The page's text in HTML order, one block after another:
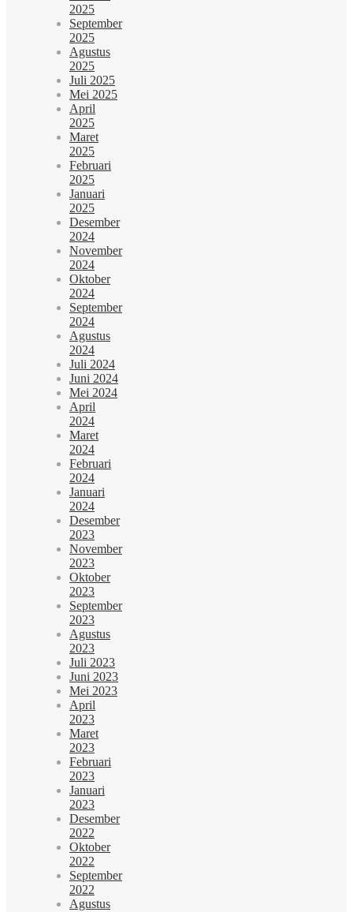
2025
September
2025
Agustus
2025
Juli 2025
Mei 2025
April
2025
Maret
2025
Februari
2025
Januari
2025
Desember
2024
November
2024
Oktober
2024
September
2024
Agustus
2024
Juli 2024
Juni 2024
Mei 2024
April
2024
Maret
2024
Februari
2024
Januari
2024
Desember
2023
November
2023
Oktober
2023
September
2023
Agustus
2023
Juli 2023
Juni 2023
Mei 2023
April
2023
Maret
2023
Februari
2023
Januari
2023
Desember
2022
Oktober
2022
September
2022
Agustus